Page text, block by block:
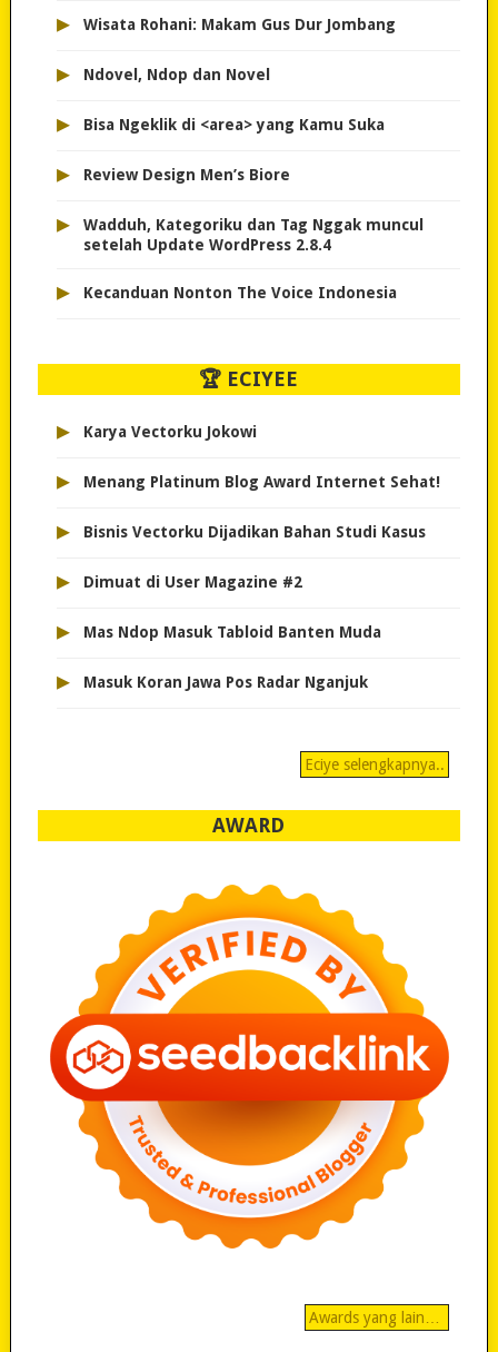
▸ Wisata Rohani: Makam Gus Dur Jombang
▸ Ndovel, Ndop dan Novel
▸ Bisa Ngeklik di <area> yang Kamu Suka
▸ Review Design Men’s Biore
▸
Wadduh, Kategoriku dan Tag Nggak muncul
setelah Update WordPress 2.8.4
▸ Kecanduan Nonton The Voice Indonesia
🏆 ECIYEE
▸ Karya Vectorku Jokowi
▸ Menang Platinum Blog Award Internet Sehat!
▸ Bisnis Vectorku Dijadikan Bahan Studi Kasus
▸ Dimuat di User Magazine #2
▸ Mas Ndop Masuk Tabloid Banten Muda
▸ Masuk Koran Jawa Pos Radar Nganjuk
Eciye selengkapnya..
AWARD
Awards yang lain…